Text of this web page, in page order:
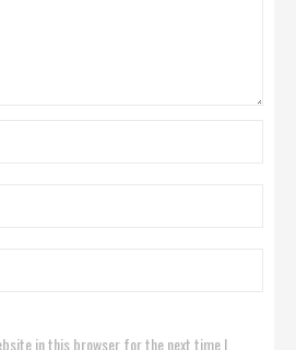
in this browser for the next time I